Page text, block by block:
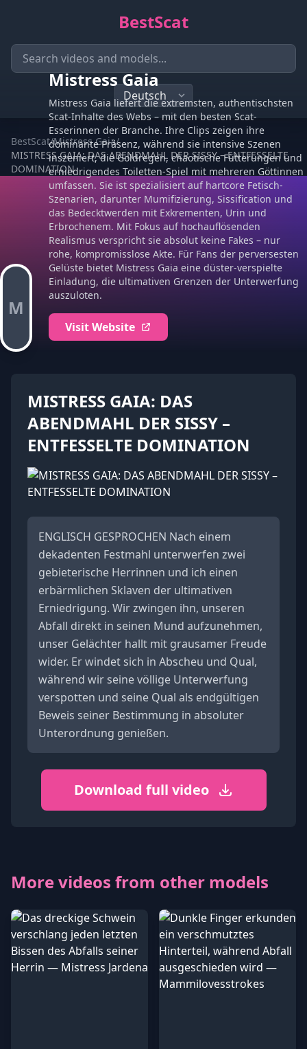
BestScat
BestScat/Mistress Gaia/
MISTRESS GAIA: DAS ABENDMAHL DER SISSY – ENTFESSELTE
DOMINATION
M
Mistress Gaia
Mistress Gaia liefert die extremsten, authentischsten
Scat-Inhalte des Webs – mit den besten Scat-
Esserinnen der Branche. Ihre Clips zeigen ihre
dominante Präsenz, während sie intensive Szenen
inszeniert, die Goldregen, chaotische Fütterungen und
erniedrigendes Toiletten-Spiel mit mehreren Göttinnen
umfassen. Sie ist spezialisiert auf hartcore Fetisch-
Szenarien, darunter Mumifizierung, Sissification und
das Bedecktwerden mit Exkrementen, Urin und
Erbrochenem. Mit Fokus auf hochauflösenden
Realismus verspricht sie absolut keine Fakes – nur
rohe, kompromisslose Akte. Für Fans der perversesten
Gelüste bietet Mistress Gaia eine düster-verspielte
Einladung, die ultimativen Grenzen der Unterwerfung
auszuloten.
Visit Website
MISTRESS GAIA: DAS
ABENDMAHL DER SISSY –
ENTFESSELTE DOMINATION
ENGLISCH GESPROCHEN Nach einem
dekadenten Festmahl unterwerfen zwei
gebieterische Herrinnen und ich einen
erbärmlichen Sklaven der ultimativen
Erniedrigung. Wir zwingen ihn, unseren
Abfall direkt in seinen Mund aufzunehmen,
unser Gelächter hallt mit grausamer Freude
wider. Er windet sich in Abscheu und Qual,
während wir seine völlige Unterwerfung
verspotten und seine Qual als endgültigen
Beweis seiner Bestimmung in absoluter
Unterordnung genießen.
Download full video
More videos from other models